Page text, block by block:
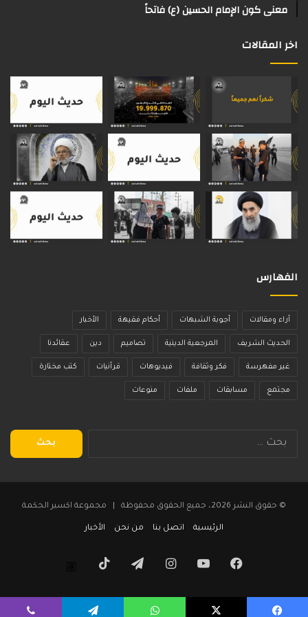
م
معنى كون الإمام الحسين (ع) فاتحاً
اخر المقالات
الفهارس
آراء ومقالات أجوبة الشبهات أحكام فقيهة الأخبار
الحديث الشريف المرجعية الدينية تصاميم دين عقائدنا
غير مفهرسة فكر وثقافة فيديوهات قرآنيات كتب مختارة
مجتمع مسابقات ملفات منوعات
البحث
© حقوق النشر 2026، جميع الحقوق محفوظة | مجموعة اكسير الحكمة
الرئيسية اتصل بنا من نحن الأخبار
فيسبوكيوتيوب انستقرامتيلقرام